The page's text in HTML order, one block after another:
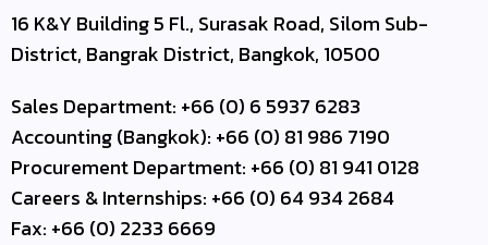
16 K&Y Building 5 Fl., Surasak Road, Silom Sub-
District, Bangrak District, Bangkok, 10500
Sales Department: +66 (0) 6 5937 6283
Accounting (Bangkok): +66 (0) 81 986 7190
Procurement Department: +66 (0) 81 941 0128
Careers & Internships: +66 (0) 64 934 2684
Fax: +66 (0) 2233 6669